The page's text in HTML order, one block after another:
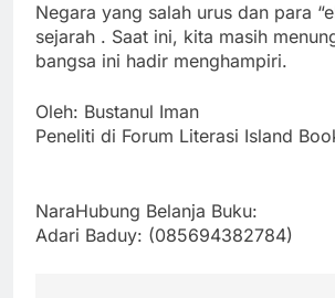
Negara yang salah urus dan para
sejarah . Saat ini, kita masih
bangsa ini hadir menghampiri.
Oleh: Bustanul Iman
Peneliti di Forum Literasi Island
NaraHubung Belanja Buku:
Adari Baduy: (085694382784)